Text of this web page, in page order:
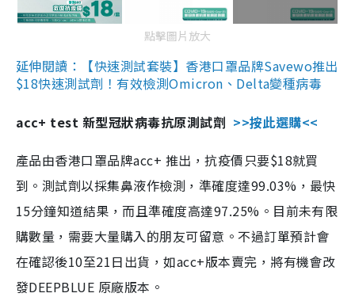
點擊圖片放大
延伸閱讀：【快速測試套裝】香港口罩品牌Savewo推出
$18快速測試劑！有效檢測Omicron、Delta變種病毒
acc+ test 新型冠狀病毒抗原測試劑 >>按此選購<<
產品由香港口罩品牌acc+ 推出，抗疫價只要$18就買
到。測試劑以採集鼻液作檢測，準確度達99.03%，最快
15分鐘知道結果，而且準確度高達97.25%。目前未有限
購數量，需要大量購入的朋友可留意。不過訂單預計會
在確認後10至21日出貨，如acc+版本賣完，將有機會改
發DEEPBLUE 原廠版本。